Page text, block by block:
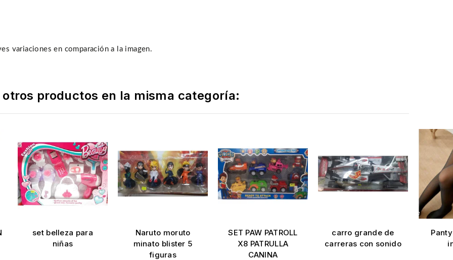
variaciones en comparación a la imagen.
otros productos en la misma categoría:
set belleza para
niñas
Naruto moruto
minato blister 5
figuras
SET PAW PATROLL
X8 PATRULLA
CANINA
carro grande de
carreras con sonido